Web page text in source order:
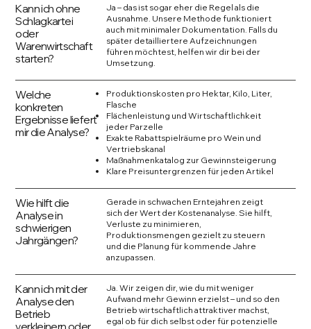
Kann ich ohne
Schlagkartei
oder
Warenwirtschaft
starten?
Ja – das ist sogar eher die Regel als die
Ausnahme. Unsere Methode funktioniert
auch mit minimaler Dokumentation. Falls du
später detailliertere Aufzeichnungen
führen möchtest, helfen wir dir bei der
Umsetzung.
Welche
konkreten
Ergebnisse liefert
mir die Analyse?
Produktionskosten pro Hektar, Kilo, Liter,
Flasche
Flächenleistung und Wirtschaftlichkeit
jeder Parzelle
Exakte Rabattspielräume pro Wein und
Vertriebskanal
Maßnahmenkatalog zur Gewinnsteigerung
Klare Preisuntergrenzen für jeden Artikel
Wie hilft die
Analyse in
schwierigen
Jahrgängen?
Gerade in schwachen Erntejahren zeigt
sich der Wert der Kostenanalyse. Sie hilft,
Verluste zu minimieren,
Produktionsmengen gezielt zu steuern
und die Planung für kommende Jahre
anzupassen.
Kann ich mit der
Analyse den
Betrieb
verkleinern oder
Ja. Wir zeigen dir, wie du mit weniger
Aufwand mehr Gewinn erzielst – und so den
Betrieb wirtschaftlich attraktiver machst,
egal ob für dich selbst oder für potenzielle